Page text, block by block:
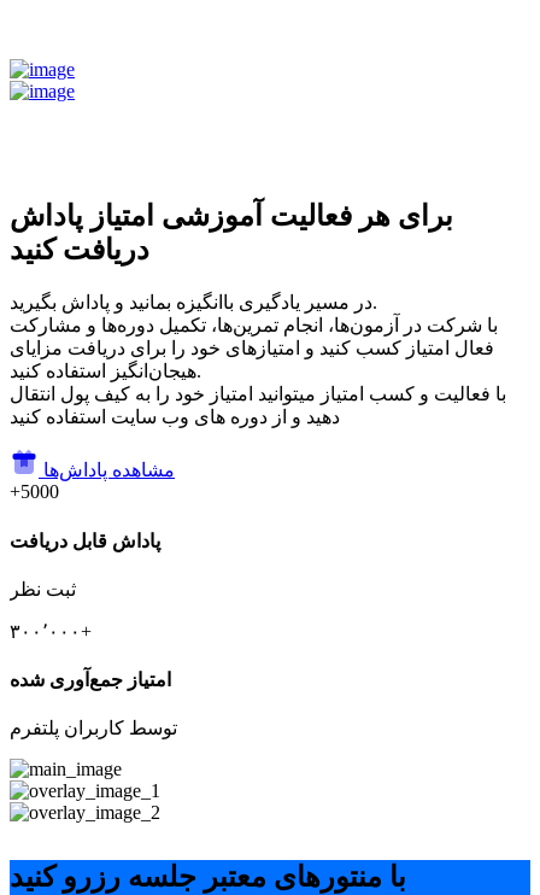
برای هر فعالیت آموزشی امتیاز پاداش
دریافت کنید
در مسیر یادگیری باانگیزه بمانید و پاداش بگیرید.
با شرکت در آزمون‌ها، انجام تمرین‌ها، تکمیل دوره‌ها و مشارکت
فعال امتیاز کسب کنید و امتیازهای خود را برای دریافت مزایای
هیجان‌انگیز استفاده کنید.
با فعالیت و کسب امتیاز میتوانید امتیاز خود را به کیف پول انتقال
دهید و از دوره های وب سایت استفاده کنید
مشاهده پاداش‌ها
+5000
پاداش قابل دریافت
ثبت نظر
۳۰۰٬۰۰۰+
امتیاز جمع‌آوری شده
توسط کاربران پلتفرم
با منتورهای معتبر جلسه رزرو کنید